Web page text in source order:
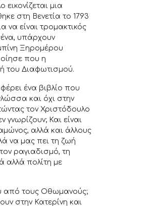
μια
στη Βενετία το 1793
να είναι τρομακτικός
υπάρχουν
Ξηρομέρου
που η
του Διαφωτισμού.
ένα βιβλίο που
και όχι στην
τον Χριστόδουλο
Και είναι
αλλά και άλλους
να μας πει τη ζωή
ραγιαδισμό, τη
αλλά πολίτη με
από τους Οθωμανούς;
στην Κατερίνη και